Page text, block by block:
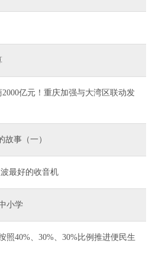
亿元！重庆加强与大湾区联动发
故事（一）
最好的收音机
小学
照40%、30%、30%比例推进便民生